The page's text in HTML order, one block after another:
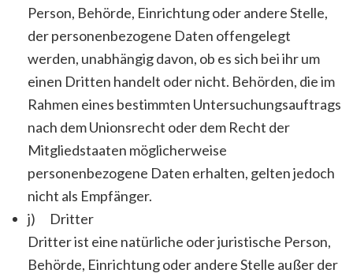
Person, Behörde, Einrichtung oder andere Stelle,
der personenbezogene Daten offengelegt
werden, unabhängig davon, ob es sich bei ihr um
einen Dritten handelt oder nicht. Behörden, die im
Rahmen eines bestimmten Untersuchungsauftrags
nach dem Unionsrecht oder dem Recht der
Mitgliedstaaten möglicherweise
personenbezogene Daten erhalten, gelten jedoch
nicht als Empfänger.
j) Dritter
Dritter ist eine natürliche oder juristische Person,
Behörde, Einrichtung oder andere Stelle außer der